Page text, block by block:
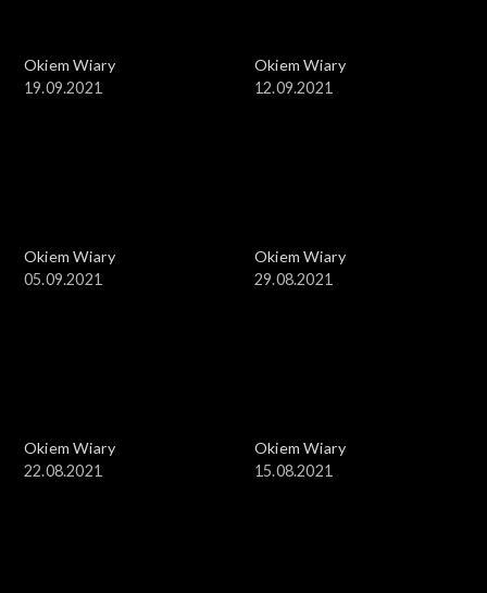
Okiem Wiary
19.09.2021
Okiem Wiary
12.09.2021
Okiem Wiary
05.09.2021
Okiem Wiary
29.08.2021
Okiem Wiary
22.08.2021
Okiem Wiary
15.08.2021